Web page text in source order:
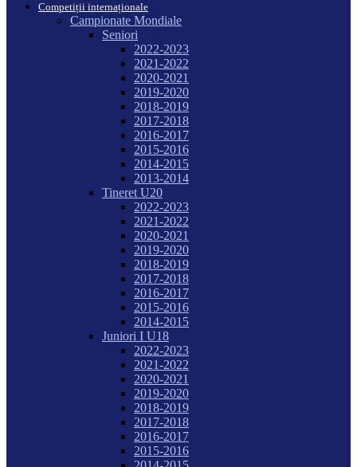
Competiții internaționale
Campionate Mondiale
Seniori
2022-2023
2021-2022
2020-2021
2019-2020
2018-2019
2017-2018
2016-2017
2015-2016
2014-2015
2013-2014
Tineret U20
2022-2023
2021-2022
2020-2021
2019-2020
2018-2019
2017-2018
2016-2017
2015-2016
2014-2015
Juniori I U18
2022-2023
2021-2022
2020-2021
2019-2020
2018-2019
2017-2018
2016-2017
2015-2016